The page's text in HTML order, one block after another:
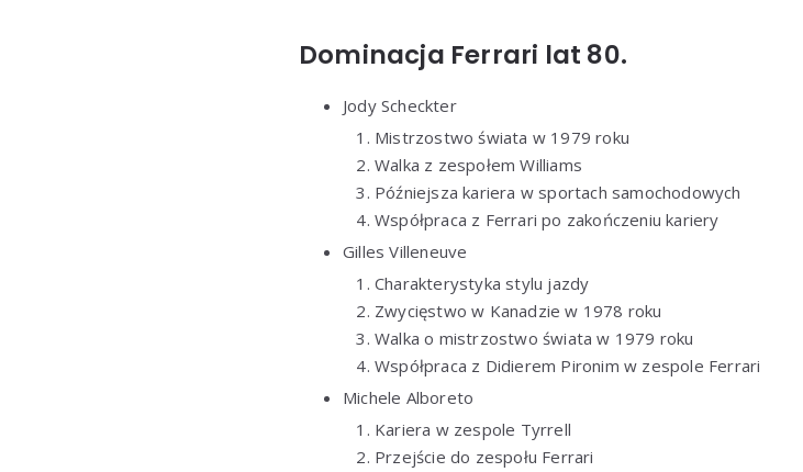
Dominacja Ferrari lat 80.
Jody Scheckter
Mistrzostwo świata w 1979 roku
Walka z zespołem Williams
Późniejsza kariera w sportach samochodowych
Współpraca z Ferrari po zakończeniu kariery
Gilles Villeneuve
Charakterystyka stylu jazdy
Zwycięstwo w Kanadzie w 1978 roku
Walka o mistrzostwo świata w 1979 roku
Współpraca z Didierem Pironim w zespole Ferrari
Michele Alboreto
Kariera w zespole Tyrrell
Przejście do zespołu Ferrari